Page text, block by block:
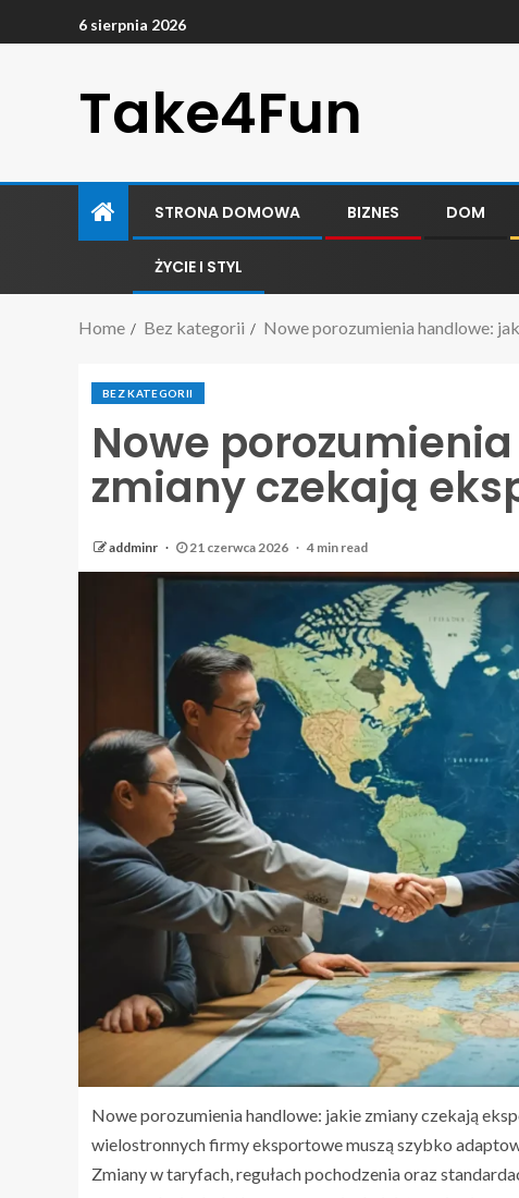
6 sierpnia 2026
Take4Fun
STRONA DOMOWA BIZNES DOM
ŻYCIE I STYL
Home Bez kategorii Nowe porozumienia handlowe:
BEZ KATEGORII
Nowe
zmiany czekają
addminr 21 czerwca 2026 4 min read
Nowe porozumienia handlowe: jakie zmiany czekają
wielostronnych firmy eksportowe muszą szybko
Zmiany w taryfach, regułach pochodzenia oraz